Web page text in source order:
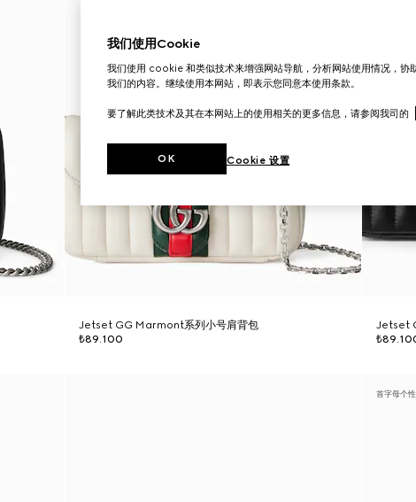
Jetset GG Marmont系列小号肩背包
₺89.100
Jetset
首字母个
我们使用Cookie
我们使用 cookie 和类似技术来增强网站导航，分析网站使用情况，协
我们的内容。继续使用本网站，即表示您同意本使用条款。
要了解此类技术及其在本网站上的使用相关的更多信息，请参阅我司的
Cookie 设置
OK